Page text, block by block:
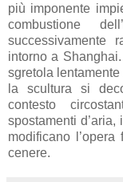
più imponente
combustione
successivamente
intorno a
sgretola
la scultura si
contesto
spostamenti
modificano
cenere.